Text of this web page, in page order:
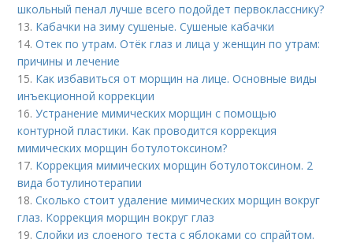
школьный пенал лучше всего подойдет первокласснику?
13. Кабачки на зиму сушеные. Сушеные кабачки
14.Отек по утрам. Отёк глаз и лица у женщин по утрам:
причины и лечение
15. Как избавиться от морщин на лице. Основные виды
инъекционной коррекции
16.Устранение мимических морщин с помощью
контурной пластики. Как проводится коррекция
мимических морщин ботулотоксином?
17. Коррекция мимических морщин ботулотоксином. 2
вида ботулинотерапии
18.Сколько стоит удаление мимических морщин вокруг
глаз. Коррекция морщин вокруг глаз
19.Слойки из слоеного теста с яблоками со спрайтом.